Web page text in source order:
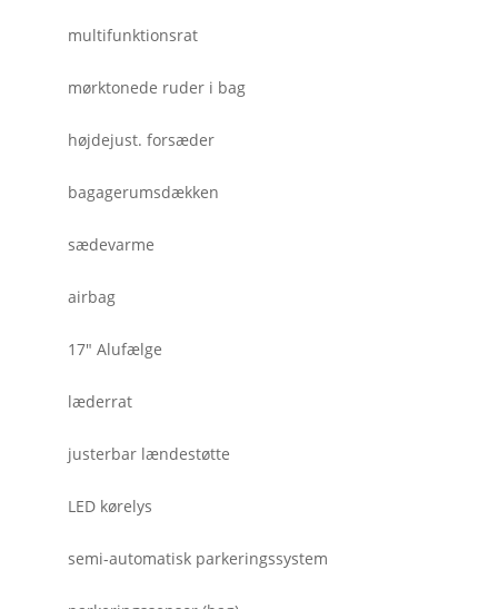
multifunktionsrat
mørktonede ruder i bag
højdejust. forsæder
bagagerumsdækken
sædevarme
airbag
17" Alufælge
læderrat
justerbar lændestøtte
LED kørelys
semi-automatisk parkeringssystem